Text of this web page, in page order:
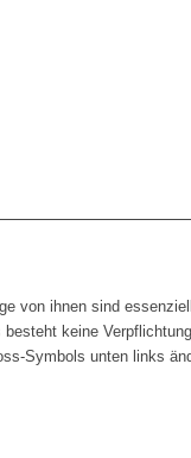
von ihnen sind
keine
Symbols unten links